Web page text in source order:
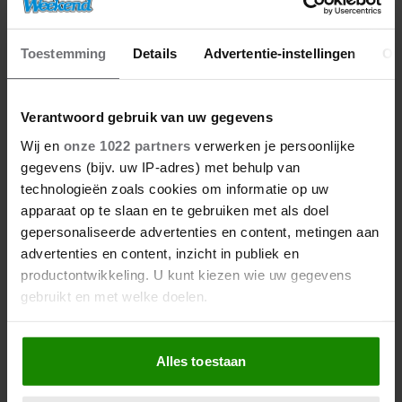
Toestemming Details Advertentie-instellingen
Verantwoord gebruik van uw gegevens
Wij en onze 1022 partners verwerken je persoonlijke
gegevens (bijv. uw IP-adres) met behulp van
technologieën zoals cookies om informatie op uw
apparaat op te slaan en te gebruiken met als doel
gepersonaliseerde advertenties en content, metingen aan
advertenties en content, inzicht in publiek en
productontwikkeling. U kunt kiezen wie uw gegevens
gebruikt en met welke doelen.
Als u het toestaat, willen we ook graag:
Informatie verzamelen over uw geografische
locatie, die tot een paar meter nauwkeurig kan zijn
Alles toestaan
27/04/2026
ZO VIERT DE KONINKLIJKE
FAMILIE KONINGSDAG DIT JAAR
IN FRIESLAND